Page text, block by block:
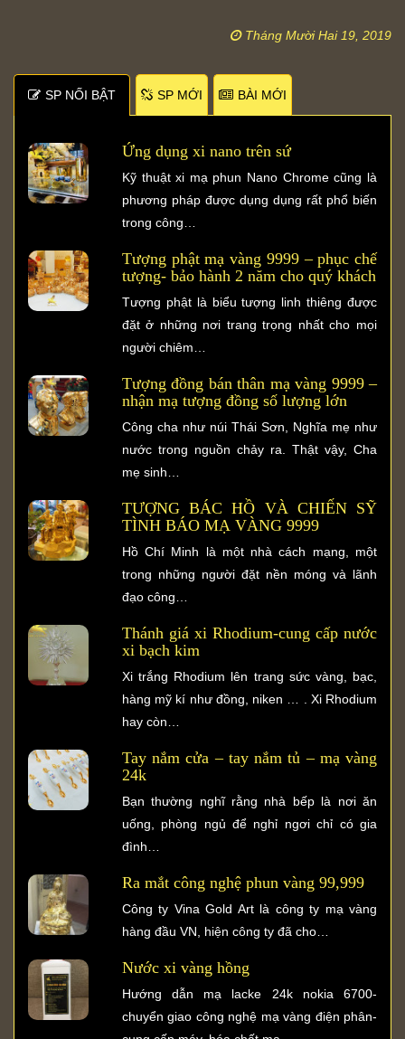
Tháng Mười Hai 19, 2019
SP NỐI BẬT SP MỚI BÀI MỚI
Ứng dụng xi nano trên sứ
Kỹ thuật xi mạ phun Nano Chrome cũng là
phương pháp được dụng dụng rất phổ biến
trong công…
Tượng phật mạ vàng 9999 – phục chế
tượng- bảo hành 2 năm cho quý khách
Tượng phật là biểu tượng linh thiêng được
đặt ở những nơi trang trọng nhất cho mọi
người chiêm…
Tượng đồng bán thân mạ vàng 9999 –
nhận mạ tượng đồng số lượng lớn
Công cha như núi Thái Sơn, Nghĩa mẹ như
nước trong nguồn chảy ra. Thật vậy, Cha
mẹ sinh…
TƯỢNG BÁC HỒ VÀ CHIẾN SỸ
TÌNH BÁO MẠ VÀNG 9999
Hồ Chí Minh là một nhà cách mạng, một
trong những người đặt nền móng và lãnh
đạo công…
Thánh giá xi Rhodium-cung cấp nước
xi bạch kim
Xi trắng Rhodium lên trang sức vàng, bạc,
hàng mỹ kí như đồng, niken … . Xi Rhodium
hay còn…
Tay nắm cửa – tay nắm tủ – mạ vàng
24k
Bạn thường nghĩ rằng nhà bếp là nơi ăn
uống, phòng ngủ để nghỉ ngơi chỉ có gia
đình…
Ra mắt công nghệ phun vàng 99,999
Công ty Vina Gold Art là công ty mạ vàng
hàng đầu VN, hiện công ty đã cho…
Nước xi vàng hồng
Hướng dẫn mạ lacke 24k nokia 6700-
chuyển giao công nghệ mạ vàng điện phân-